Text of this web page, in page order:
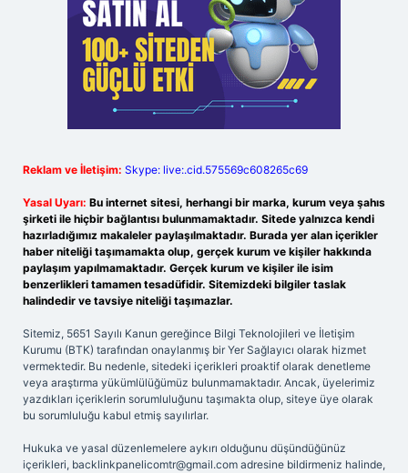
Reklam ve İletişim: Skype: live:.cid.575569c608265c69
Yasal Uyarı: Bu internet sitesi, herhangi bir marka, kurum veya şahıs
şirketi ile hiçbir bağlantısı bulunmamaktadır. Sitede yalnızca kendi
hazırladığımız makaleler paylaşılmaktadır. Burada yer alan içerikler
haber niteliği taşımamakta olup, gerçek kurum ve kişiler hakkında
paylaşım yapılmamaktadır. Gerçek kurum ve kişiler ile isim
benzerlikleri tamamen tesadüfidir. Sitemizdeki bilgiler taslak
halindedir ve tavsiye niteliği taşımazlar.
Sitemiz, 5651 Sayılı Kanun gereğince Bilgi Teknolojileri ve İletişim
Kurumu (BTK) tarafından onaylanmış bir Yer Sağlayıcı olarak hizmet
vermektedir. Bu nedenle, sitedeki içerikleri proaktif olarak denetleme
veya araştırma yükümlülüğümüz bulunmamaktadır. Ancak, üyelerimiz
yazdıkları içeriklerin sorumluluğunu taşımakta olup, siteye üye olarak
bu sorumluluğu kabul etmiş sayılırlar.
Hukuka ve yasal düzenlemelere aykırı olduğunu düşündüğünüz
içerikleri, backlinkpanelicomtr@gmail.com adresine bildirmeniz halinde,